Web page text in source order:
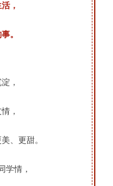
，
。
，
，
、更甜。
学情，